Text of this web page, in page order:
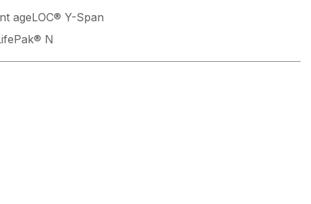
ageLOC® Y-Span
N